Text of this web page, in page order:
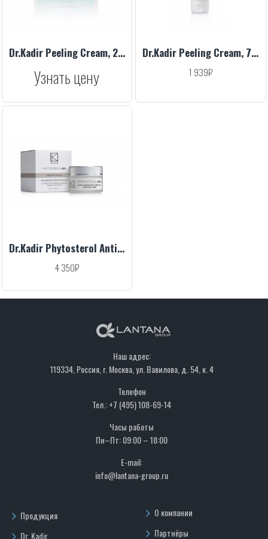
Dr.Kadir Peeling Cream, 250 ml
Узнать цену
Dr.Kadir Peeling Cream, 75 ml
1 939₽
Dr.Kadir Phytosterol Anti-Aging Eye Cream For Dry Skin, 30 ml
4 350₽
Наш адрес:
119334, Россия, г. Москва, ул. Вавилова, д. 54, к. 4
Телефон
Тел.: +7 (495) 108-69-14
Часы работы
Пн–Пт: 09:00 – 18:00
E-mail:
info@lantana-group.ru
Продукция
Dr. Kadir
О компании
Партнёры